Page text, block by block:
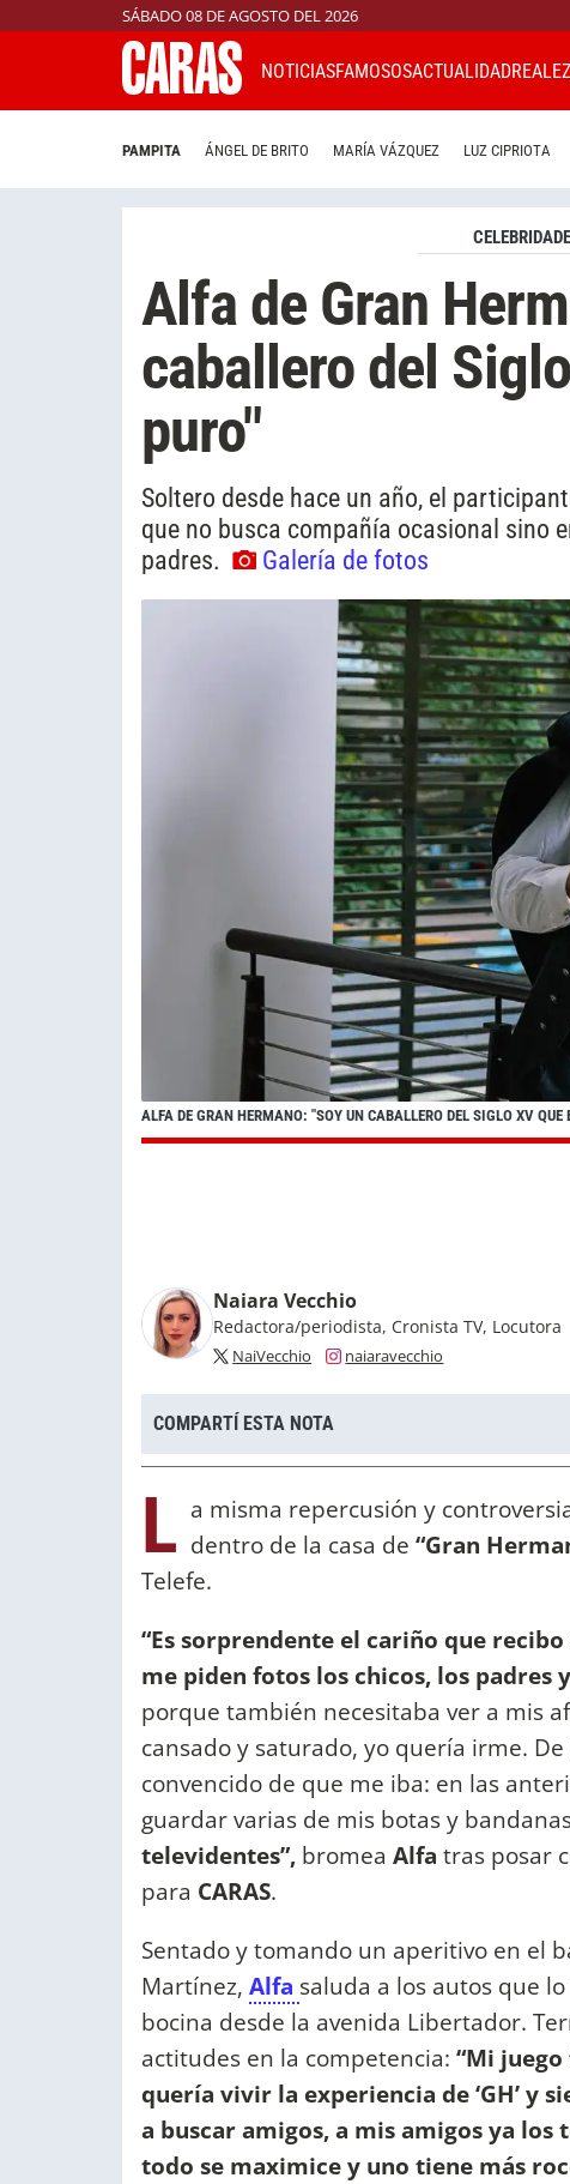
SÁBADO 08 DE AGOSTO DEL 2026
NOTICIASFAMOSOSACTUALIDAD
PAMPITA ÁNGEL DE BRITO MARÍA VÁZQUEZ LUZ CIPRIOTA
Alfa de Gran
caballero del
puro"
Soltero desde hace un año, el
que no busca compañía ocasional sino
padres.
Galería de fotos
ALFA DE GRAN HERMANO: "SOY UN CABALLERO DEL SIGLO XV QUE
Naiara Vecchio
Redactora/periodista, Cronista TV, Locutora
NaiVecchio naiaravecchio
COMPARTÍ ESTA NOTA
L a misma repercusión y
dentro de la casa de “Gran
Telefe.
“Es sorprendente el cariño que
me piden fotos los chicos, los padres
porque también necesitaba ver a mis
cansado y saturado, yo quería irme.
convencido de que me iba: en las
guardar varias de mis botas y
televidentes”, bromea Alfa tras posar
para CARAS.
Sentado y tomando un aperitivo en el
Martínez, Alfa saluda a los autos que
bocina desde la avenida Libertador.
actitudes en la competencia: “Mi
quería vivir la experiencia de ‘GH’ y
a buscar amigos, a mis amigos ya los
todo se maximice y uno tiene más